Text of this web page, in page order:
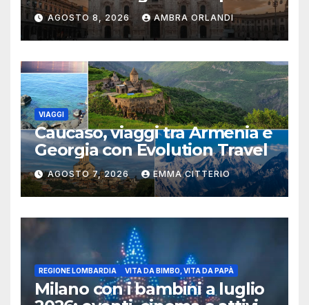
AGOSTO 8, 2026 AMBRA ORLANDI
VIAGGI
Caucaso, viaggi tra Armenia e
Georgia con Evolution Travel
AGOSTO 7, 2026 EMMA CITTERIO
REGIONE LOMBARDIA VITA DA BIMBO, VITA DA PAPÀ
Milano con i bambini a luglio